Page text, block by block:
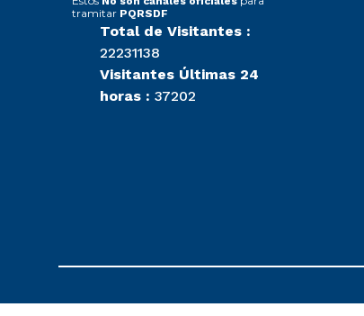
tramitar PQRSDF
Total de Visitantes :
22231138
Visitantes Últimas 24
horas : 37202